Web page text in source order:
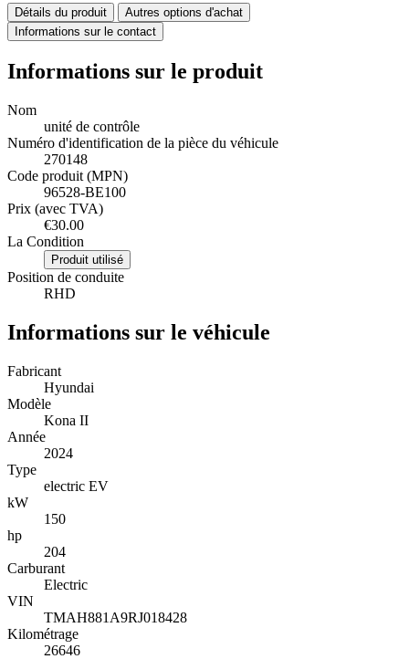
Détails du produit
Autres options d'achat
Informations sur le contact
Informations sur le produit
Nom
unité de contrôle
Numéro d'identification de la pièce du véhicule
270148
Code produit (MPN)
96528-BE100
Prix (avec TVA)
€30.00
La Condition
Produit utilisé
Position de conduite
RHD
Informations sur le véhicule
Fabricant
Hyundai
Modèle
Kona II
Année
2024
Type
electric EV
kW
150
hp
204
Carburant
Electric
VIN
TMAH881A9RJ018428
Kilométrage
26646